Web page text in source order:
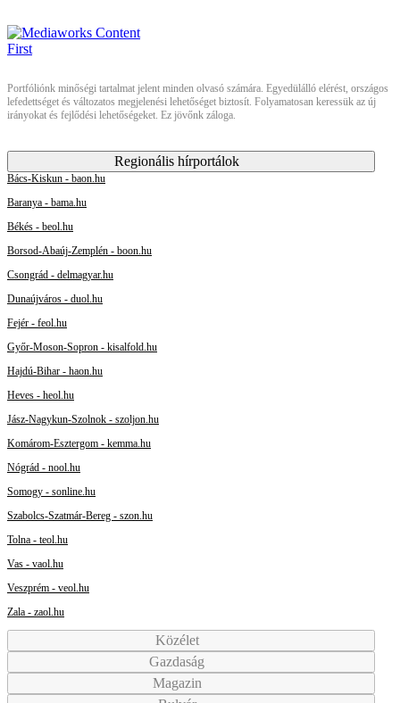
Portfóliónk minőségi tartalmat jelent minden olvasó számára. Egyedülálló elérést, országos
lefedettséget és változatos megjelenési lehetőséget biztosít. Folyamatosan keressük az új
irányokat és fejlődési lehetőségeket. Ez jövőnk záloga.
Regionális hírportálok
Bács-Kiskun - baon.hu
Baranya - bama.hu
Békés - beol.hu
Borsod-Abaúj-Zemplén - boon.hu
Csongrád - delmagyar.hu
Dunaújváros - duol.hu
Fejér - feol.hu
Győr-Moson-Sopron - kisalfold.hu
Hajdú-Bihar - haon.hu
Heves - heol.hu
Jász-Nagykun-Szolnok - szoljon.hu
Komárom-Esztergom - kemma.hu
Nógrád - nool.hu
Somogy - sonline.hu
Szabolcs-Szatmár-Bereg - szon.hu
Tolna - teol.hu
Vas - vaol.hu
Veszprém - veol.hu
Zala - zaol.hu
Közélet
Gazdaság
Magazin